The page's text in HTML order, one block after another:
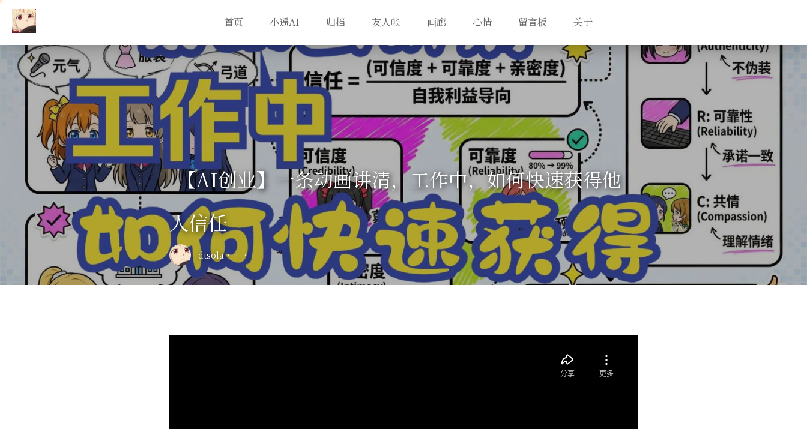
首页 小遥AI 归档 友人帐 画廊 心情 留言板 关于
【AI创业】一条动画讲清，工作中，如何快速获得他
人信任
dtsola